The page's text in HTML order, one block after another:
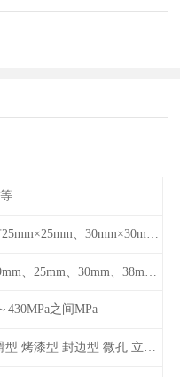
430MPa之间MPa
普通型 防滑型 ‌烤漆型 封边型 ‌微孔 立体 加砂覆面型 平面型